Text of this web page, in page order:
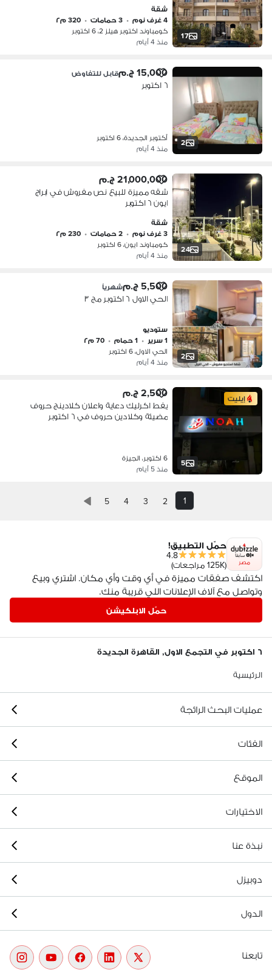
17
شقة
4 غرف نوم
• 3 حمامات • 320 م٢
كومباوند اكتوبر هيلز 2، 6 اكتوبر
منذ 4 أيام
2
15,000 ج.م قابل للتفاوض
٦ اكتوبر
أكتوبر الجديدة، 6 اكتوبر
منذ 4 أيام
24
21,000,000 ج.م
شقه مميزة للبيع نص مفروش في ابراج
ايون ٦ اكتوبر
شقة
3 غرف نوم
• 2 حمامات • 230 م٢
كومباوند ايون، 6 اكتوبر
منذ 4 أيام
2
5,500 ج.م شهرياً
الحي الاول ٦ اكتوبر مج ٣
ستوديو
1 سرير
• 1 حمام • 70 م٢
الحي الاول، 6 اكتوبر
منذ 4 أيام
5
إيليت 2,500 ج.م
يفط اكرليك دعاية واعلان كلادينج حروف
مضيئة وكلادين حروف في ٦ اكتوبر
6 اكتوبر، الجيزة
منذ 5 أيام
1
2
3
4
5
مصر
حمّل التطبيق!
4.8
(125K مراجعات)
اكتشف صفقات مميزة في أي وقت وأي مكان. اشتري وبيع
وتواصل مع آلاف الإعلانات اللي قريبة منك.
حمّل الابلكيشن
٦ اكتوبر في التجمع الاول, القاهرة الجديدة
الرئيسية
عمليات البحث الرائجة
الفئات
الموقع
الاختيارات
نبذة عنا
دوبيزل
الدول
تابعنا